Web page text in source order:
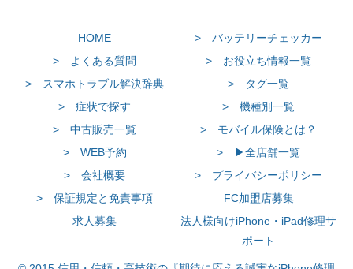
HOME
> バッテリーチェッカー
> よくある質問
> お役立ち情報一覧
> スマホトラブル解決辞典
> タグ一覧
> 症状で探す
> 機種別一覧
> 中古販売一覧
> モバイル保険とは？
> WEB予約
> ▶全店舗一覧
> 会社概要
> プライバシーポリシー
> 保証規定と免責事項
FC加盟店募集
求人募集
法人様向けiPhone・iPad修理サ
ポート